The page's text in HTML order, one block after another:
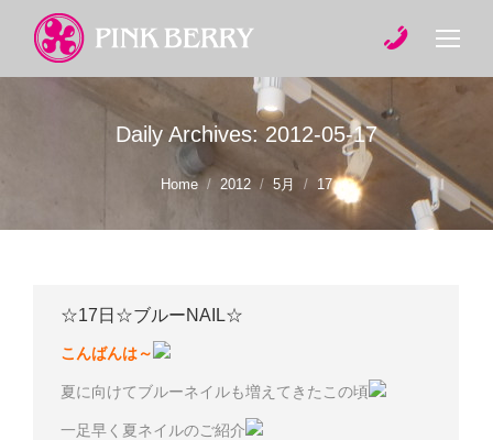
Daily Archives: 2012-05-17
Home 2012 5月 17
☆17日☆ブルーNAIL☆
こんばんは～
夏に向けてブルーネイルも増えてきたこの頃
一足早く夏ネイルのご紹介